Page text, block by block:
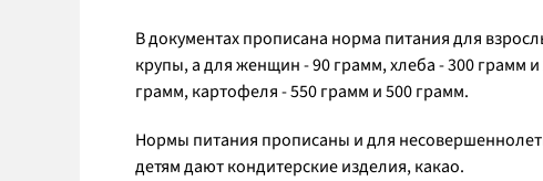
В документах прописана норма питания для
крупы, а для женщин - 90 грамм, хлеба - 300 грамм
грамм, картофеля - 550 грамм и 500 грамм.
Нормы питания прописаны и для
детям дают кондитерские изделия, какао.